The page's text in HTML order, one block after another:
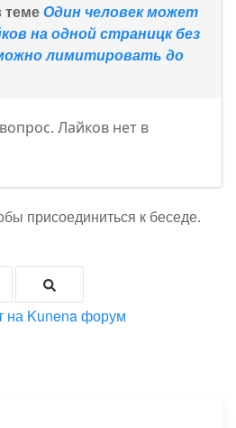
темеОдин человек может
на одной страницк без
лимитировать до
Лайков нет в
присоединиться к беседе.
на Kunena форум